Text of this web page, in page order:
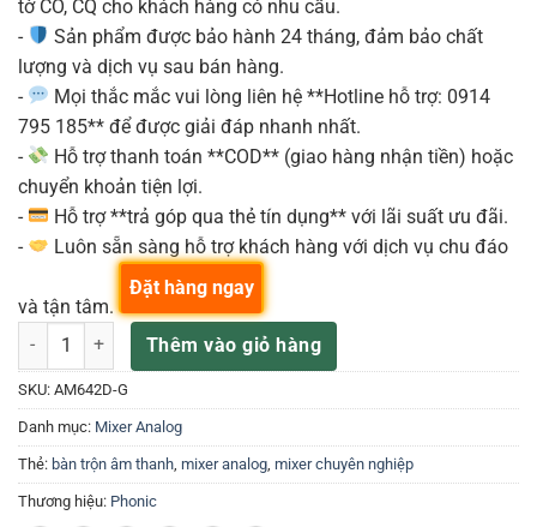
tờ CO, CQ cho khách hàng có nhu cầu.
-
Sản phẩm được bảo hành 24 tháng, đảm bảo chất
lượng và dịch vụ sau bán hàng.
-
Mọi thắc mắc vui lòng liên hệ **Hotline hỗ trợ: 0914
795 185** để được giải đáp nhanh nhất.
-
Hỗ trợ thanh toán **COD** (giao hàng nhận tiền) hoặc
chuyển khoản tiện lợi.
-
Hỗ trợ **trả góp qua thẻ tín dụng** với lãi suất ưu đãi.
-
Luôn sẵn sàng hỗ trợ khách hàng với dịch vụ chu đáo
và tận tâm.
MIXER ANALOG PHONIC AM642D số lượng
Thêm vào giỏ hàng
Đặt hàng ngay
SKU: AM642D-G
Danh mục: Mixer Analog
Thẻ: bàn trộn âm thanh mixer analog mixer chuyên nghiệp
Thương hiệu: Phonic